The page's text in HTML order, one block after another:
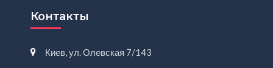
Контакты
Киев, ул. Олевская 7/143